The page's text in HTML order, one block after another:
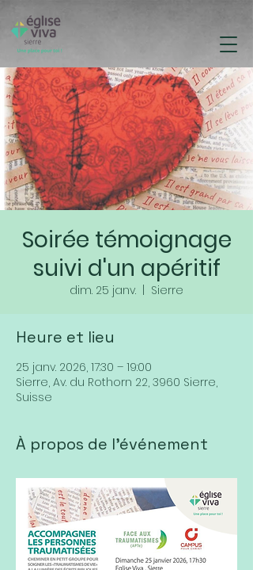
Soirée témoignage
suivi d'un apéritif
dim. 25 janv. Sierre
Heure et lieu
25 janv. 2026, 17:30 – 19:00
Sierre, Av. du Rothorn 22, 3960 Sierre,
Suisse
À propos de l'événement